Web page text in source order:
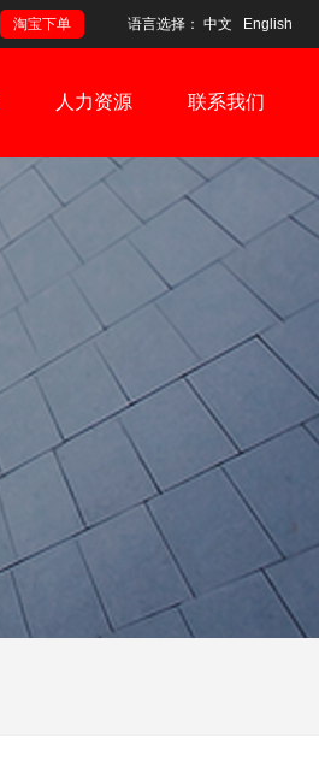
淘宝下单 语言选择： 中文 English
人力资源 联系我们